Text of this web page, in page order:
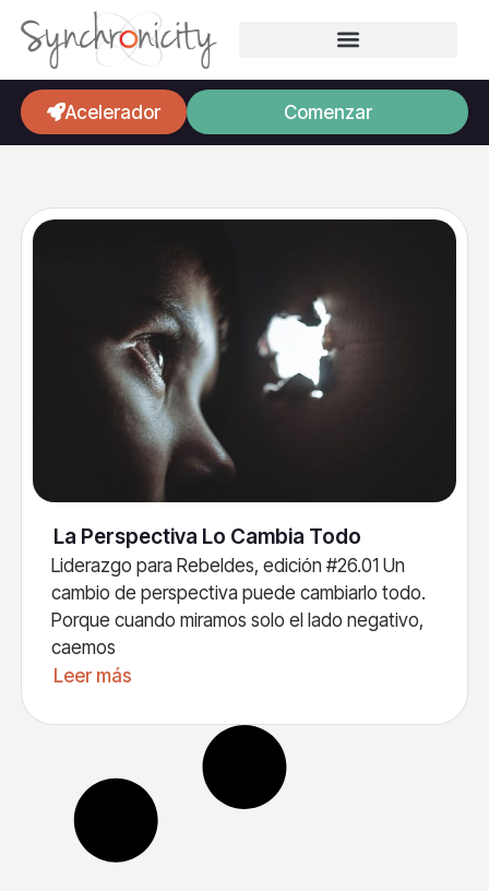
Acelerador Comenzar
La Perspectiva Lo Cambia Todo
Liderazgo para Rebeldes, edición #26.01 Un
cambio de perspectiva puede cambiarlo todo.
Porque cuando miramos solo el lado negativo,
caemos
Leer más